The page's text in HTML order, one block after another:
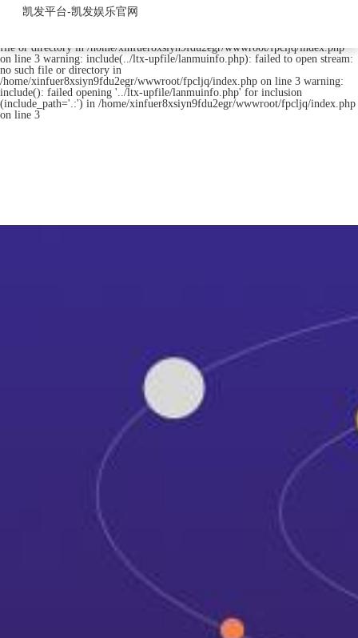
fpc连接器-凯发平台
file or directory in /home/xinfuer8xsiyn9fdu2egr/wwwroot/fpcljq/index.php
on line 3 warning: include(../ltx-upfile/lanmuinfo.php): failed to open stream:
no such file or directory in
/home/xinfuer8xsiyn9fdu2egr/wwwroot/fpcljq/index.php on line 3 warning:
include(): failed opening '../ltx-upfile/lanmuinfo.php' for inclusion
(include_path='.:') in /home/xinfuer8xsiyn9fdu2egr/wwwroot/fpcljq/index.php
on line 3
凯发平台-凯发娱乐官网